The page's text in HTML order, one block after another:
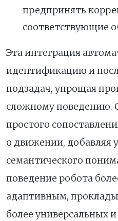
предпринять
соответствующие
Эта интеграция
идентификацию и
подзадач, упрощая
сложному поведению.
простого
о движении, добавляя
семантического
поведение робота
адаптивным,
более универсальных